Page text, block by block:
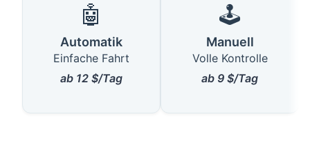
🤖
Automatik
Einfache Fahrt
ab 12 $/Tag
🕹️
Manuell
Volle Kontrolle
ab 9 $/Tag